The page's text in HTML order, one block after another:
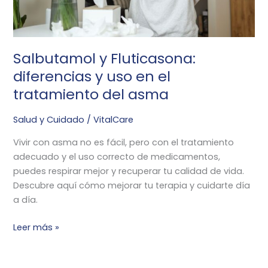
Salbutamol y Fluticasona:
diferencias y uso en el
tratamiento del asma
Salud y Cuidado /VitalCare
Vivir con asma no es fácil, pero con el tratamiento
adecuado y el uso correcto de medicamentos,
puedes respirar mejor y recuperar tu calidad de vida.
Descubre aquí cómo mejorar tu terapia y cuidarte día
a día.
tratamiento
del
Leer más »